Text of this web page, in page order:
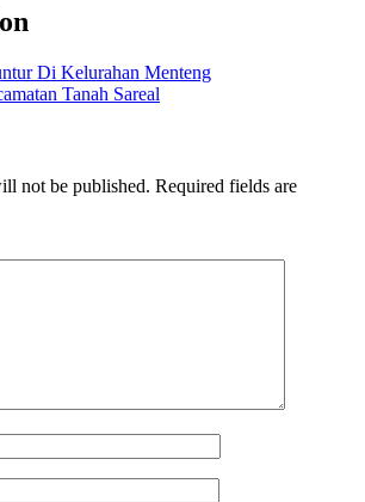
Di Kelurahan Menteng
Tanah Sareal
not be published. Required fields are